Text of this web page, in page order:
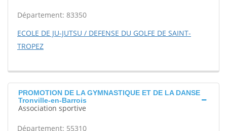
Département: 83350
ECOLE DE JU-JUTSU / DEFENSE DU GOLFE DE SAINT-
TROPEZ
PROMOTION DE LA GYMNASTIQUE ET DE LA DANSE
Tronville-en-Barrois
Association sportive
Département: 55310